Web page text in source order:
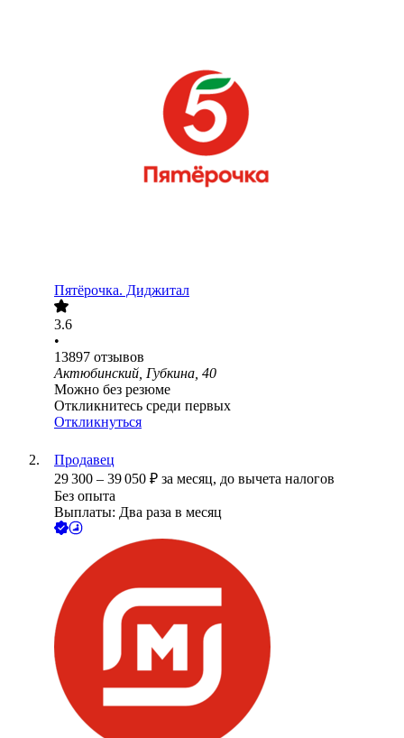
Пятёрочка. Диджитал
3.6
•
13897 отзывов
Актюбинский, Губкина, 40
Можно без резюме
Откликнитесь среди первых
Откликнуться
Продавец
29 300 – 39 050 ₽ за месяц, до вычета налогов
Без опыта
Выплаты: Два раза в месяц